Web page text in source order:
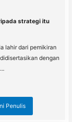
strategi itu
lahir dari pemikiran
dengan
Penulis